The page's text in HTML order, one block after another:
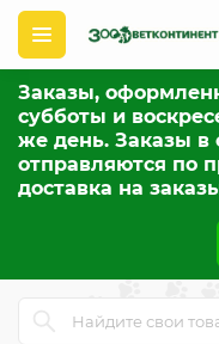
Заказы,
субботы и
же день. Заказы в
отправляются по
доставка на